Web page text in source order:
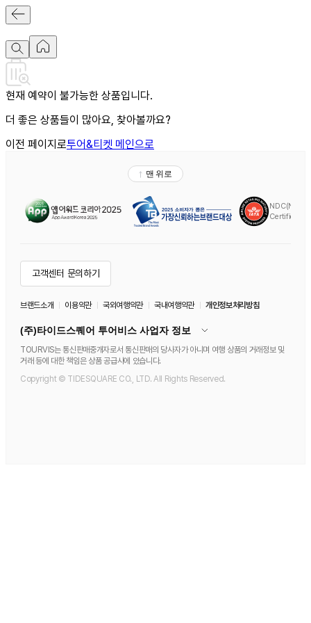
현재 예약이 불가능한 상품입니다.
더 좋은 상품들이 많아요, 찾아볼까요?
이전 페이지로투어&티켓 메인으로